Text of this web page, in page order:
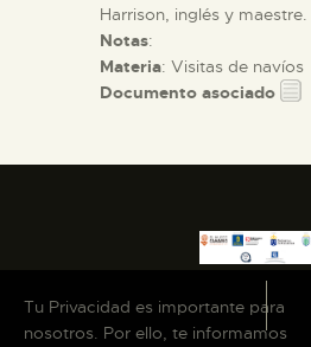
Harrison, inglés y maestre.
Notas:
Materia: Visitas de navíos
Documento asociado
Tu Privacidad es importante para
nosotros. Por ello, te informamos